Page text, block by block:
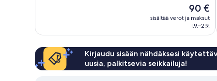
arvostelua
Hinta
on
90 €
90 €
sisältää verot ja maksut
1.9.–2.9.
Kirjaudu sisään nähdäksesi
uusia, palkitsevia seikkailuja!